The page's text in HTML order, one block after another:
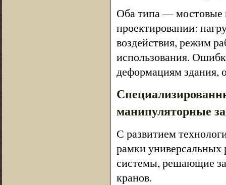
Оба типа — мостовые
проектировании:
воздействия, режим
использования.
деформациям здания,
манипуляторные
С развитием
рамки
системы, решающие
кранов.